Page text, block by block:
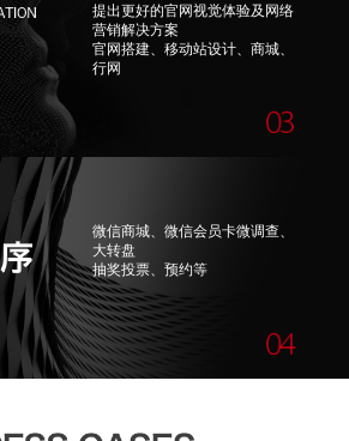
提出更好的官网视觉体验及网络
营销解决方案
官网搭建、移动站设计、商城、
行网
微信商城、微信会员卡微调查、
大转盘
抽奖投票、预约等